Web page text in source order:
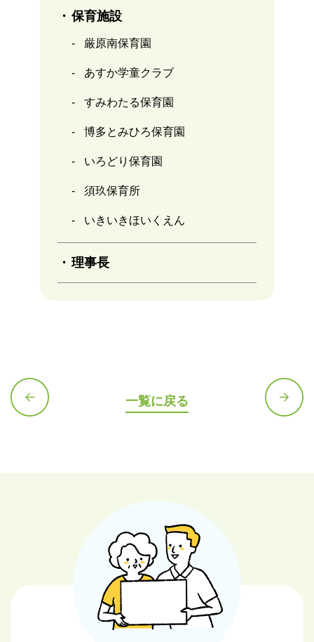
保育施設
厳原南保育園
あすか学童クラブ
すみわたる保育園
博多とみひろ保育園
いろどり保育園
須玖保育所
いきいきほいくえん
理事長
一覧に戻る